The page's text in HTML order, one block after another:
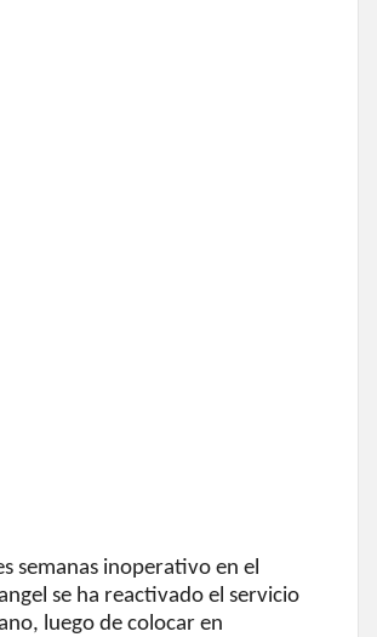
semanas inoperativo en el
se ha reactivado el servicio
luego de colocar en